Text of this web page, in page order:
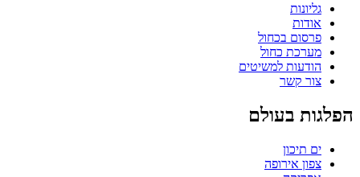
גליונות
אודות
פרסום בכחול
מערכת כחול
הודעות למשיטים
צור קשר
הפלגות בעולם
ים תיכון
צפון אירופה